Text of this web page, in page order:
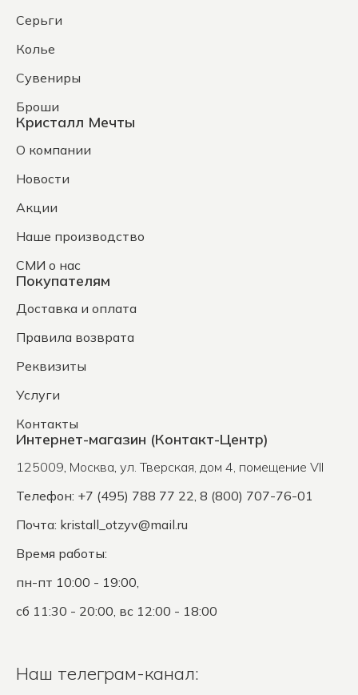
Серьги
Колье
Сувениры
Броши
Кристалл Мечты
О компании
Новости
Акции
Наше производство
СМИ о нас
Покупателям
Доставка и оплата
Правила возврата
Реквизиты
Услуги
Контакты
Интернет-магазин (Контакт-Центр)
125009, Москва, ул. Тверская, дом 4, помещение VII
Телефон: +7 (495) 788 77 22, 8 (800) 707-76-01
Почта: kristall_otzyv@mail.ru
Время работы:
пн-пт 10:00 - 19:00,
сб 11:30 - 20:00, вс 12:00 - 18:00
Наш телеграм-канал: